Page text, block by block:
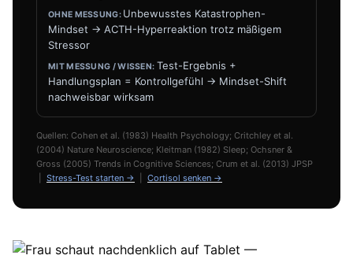
Unbewusstes Katastrophen-
Mindset → ACTH-Hyperreaktion trotz mäßigem
Stressor
Test-Ergebnis +
Handlungsplan = Kontrollgefühl → Mindset-Shift
nachweisbar wirksam
Quellen: Cohen et al. (1983) Health Psychology; Critchley et al.
(2004) Nature Neuroscience; Kleitman (1982) Sleep; Ochsner &
Gross (2005) Trends in Cognitive Sciences; Crum et al. (2013) JPSP
Stress-Test starten → Cortisol senken →